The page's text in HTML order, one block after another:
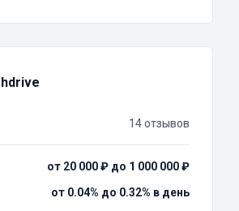
14 отзывов
от 20 000 ₽ до 1 000 000 ₽
от 0.04% до 0.32% в день